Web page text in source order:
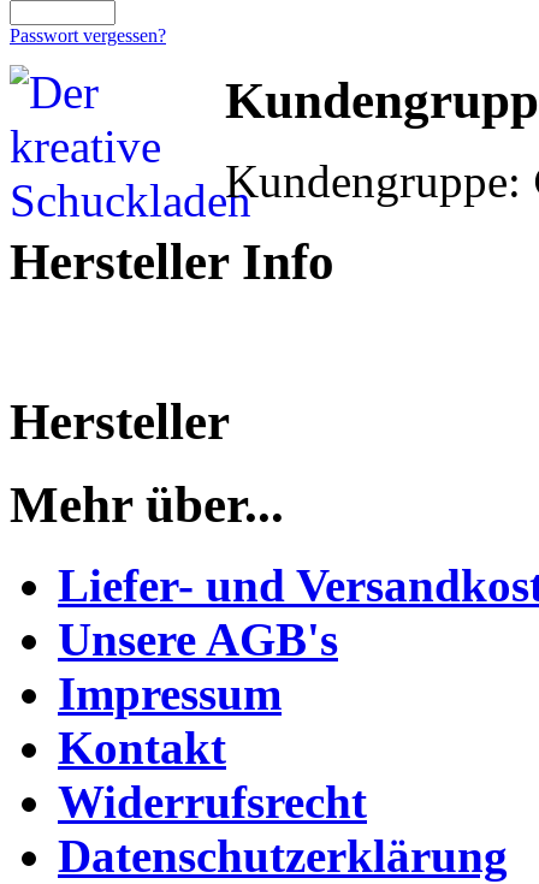
Passwort vergessen?
Kundengruppe:
Hersteller Info
Hersteller
Mehr über...
Liefer- und
Unsere AGB's
Impressum
Kontakt
Widerrufsrecht
Datenschutzerklärung